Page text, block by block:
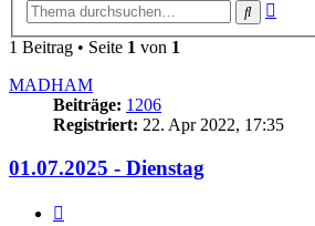
Suche
1 Beitrag • Seite 1 von 1
MADHAM
Beiträge: 1206
Registriert: 22. Apr 2022, 17:35
01.07.2025 - Dienstag